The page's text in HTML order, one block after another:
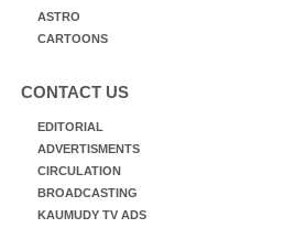
ASTRO
CARTOONS
CONTACT US
EDITORIAL
ADVERTISMENTS
CIRCULATION
BROADCASTING
KAUMUDY TV ADS